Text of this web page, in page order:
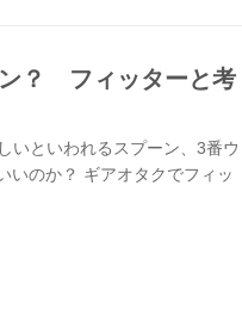
？ フィッターと考
いといわれるスプーン、3番ウ
いのか？ ギアオタクでフィッ